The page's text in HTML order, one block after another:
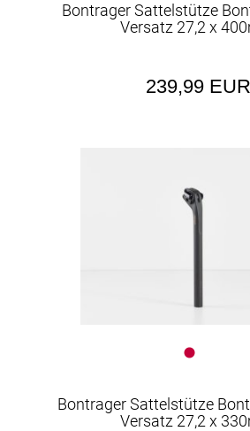
Bontrager Sattelstütze
Versatz 27,2 x
239,99 EUR
Bontrager Sattelstütze
Versatz 27,2 x